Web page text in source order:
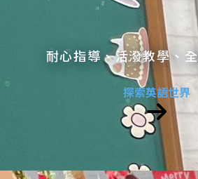
耐心指導、活潑教學、
探索英語世界